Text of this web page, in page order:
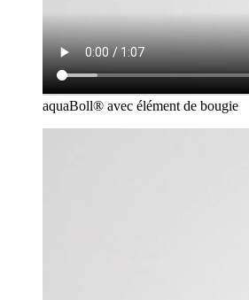
aquaBoll® avec élément de bougie